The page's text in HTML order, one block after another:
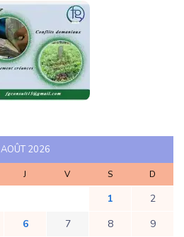
AOÛT 2026
J V S D
1
2
6 7 8
9